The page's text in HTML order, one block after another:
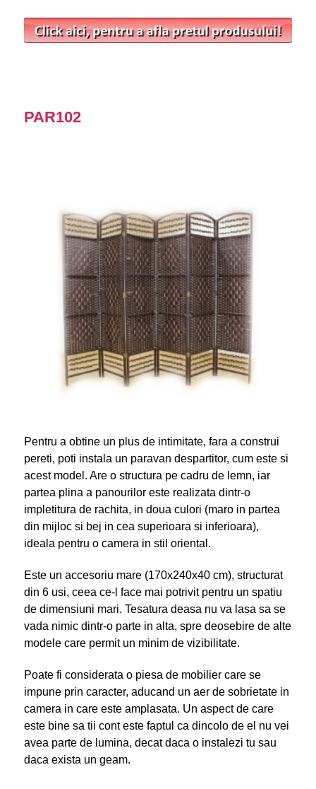
PAR102
Pentru a obtine un plus de intimitate, fara a construi
pereti, poti instala un paravan despartitor, cum este si
acest model. Are o structura pe cadru de lemn, iar
partea plina a panourilor este realizata dintr-o
impletitura de rachita, in doua culori (maro in partea
din mijloc si bej in cea superioara si inferioara),
ideala pentru o camera in stil oriental.
Este un accesoriu mare (170x240x40 cm), structurat
din 6 usi, ceea ce-l face mai potrivit pentru un spatiu
de dimensiuni mari. Tesatura deasa nu va lasa sa se
vada nimic dintr-o parte in alta, spre deosebire de alte
modele care permit un minim de vizibilitate.
Poate fi considerata o piesa de mobilier care se
impune prin caracter, aducand un aer de sobrietate in
camera in care este amplasata. Un aspect de care
este bine sa tii cont este faptul ca dincolo de el nu vei
avea parte de lumina, decat daca o instalezi tu sau
daca exista un geam.